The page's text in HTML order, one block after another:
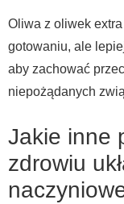
Oliwa z oliwek
gotowaniu, ale
aby zachować
niepożądanych
Jakie inne
zdrowiu